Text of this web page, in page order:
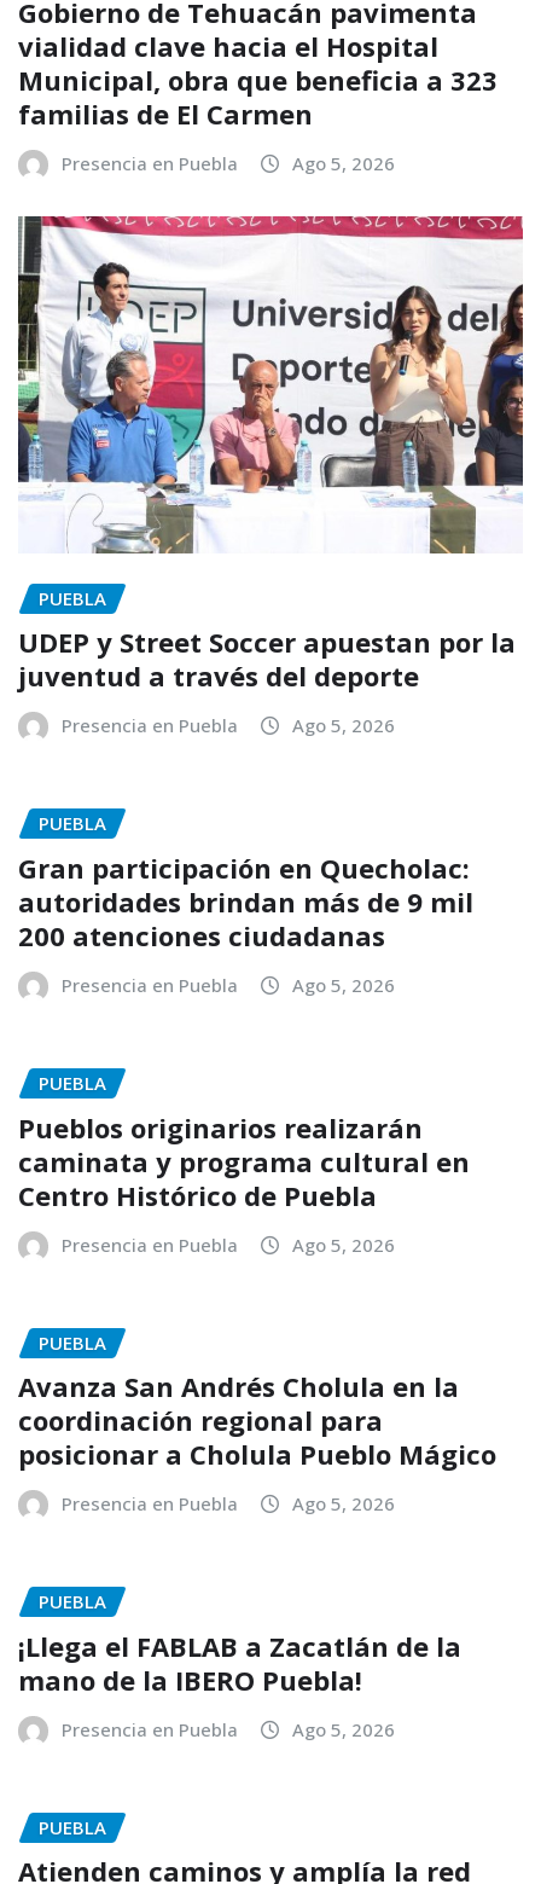
Gobierno de Tehuacán pavimenta
vialidad clave hacia el Hospital
Municipal, obra que beneficia a 323
familias de El Carmen
Presencia en Puebla Ago 5, 2026
PUEBLA
UDEP y Street Soccer apuestan por la
juventud a través del deporte
Presencia en Puebla Ago 5, 2026
PUEBLA
Gran participación en Quecholac:
autoridades brindan más de 9 mil
200 atenciones ciudadanas
Presencia en Puebla Ago 5, 2026
PUEBLA
Pueblos originarios realizarán
caminata y programa cultural en
Centro Histórico de Puebla
Presencia en Puebla Ago 5, 2026
PUEBLA
Avanza San Andrés Cholula en la
coordinación regional para
posicionar a Cholula Pueblo Mágico
Presencia en Puebla Ago 5, 2026
PUEBLA
¡Llega el FABLAB a Zacatlán de la
mano de la IBERO Puebla!
Presencia en Puebla Ago 5, 2026
PUEBLA
Atienden caminos y amplía la red